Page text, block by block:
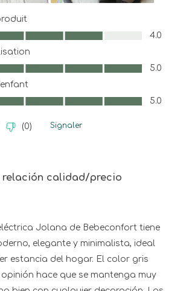
4.0 sur 5
4.0
5.0 sur 5
5.0
5.0 sur 5
5.0
(0) Signaler
relación calidad/precio
Jolana de Bebeconfort tiene
elegante y minimalista, ideal
estancia del hogar. El color gris
opinión hace que se mantenga muy